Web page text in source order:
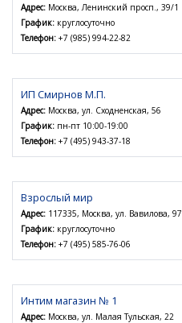
Адрес: Москва, Ленинский просп., 39/1
График: круглосуточно
Телефон: +7 (985) 994-22-82
ИП Смирнов М.П.
Адрес: Москва, ул. Сходненская, 56
График: пн-пт 10:00-19:00
Телефон: +7 (495) 943-37-18
Взрослый мир
Адрес: 117335, Москва, ул. Вавилова, 97
График: круглосуточно
Телефон: +7 (495) 585-76-06
Интим магазин № 1
Адрес: Москва, ул. Малая Тульская, 22